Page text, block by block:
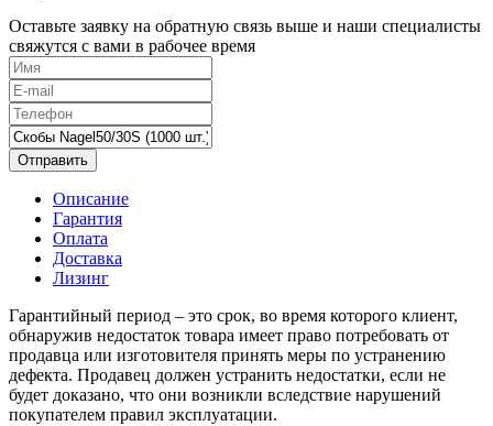
Оставьте заявку на обратную связь выше и наши специалисты
свяжутся с вами в рабочее время
Отправить
Описание
Гарантия
Оплата
Доставка
Лизинг
Гарантийный период – это срок, во время которого клиент,
обнаружив недостаток товара имеет право потребовать от
продавца или изготовителя принять меры по устранению
дефекта. Продавец должен устранить недостатки, если не
будет доказано, что они возникли вследствие нарушений
покупателем правил эксплуатации.